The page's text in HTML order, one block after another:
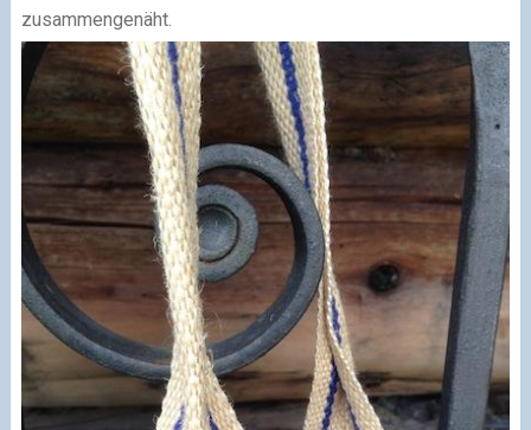
zusammengenäht.